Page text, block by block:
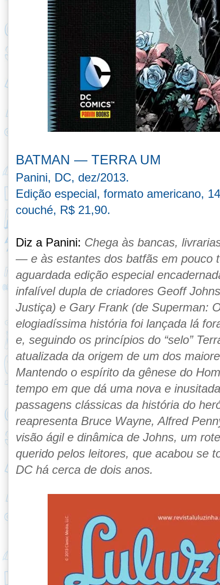
BATMAN — TERRA UM
Panini, DC, dez/2013.
Edição especial, formato americano,
couché, R$ 21,90.
Diz a Panini: Chega às bancas,
— e às estantes dos batfãs em pouco
aguardada edição especial
infalível dupla de criadores Geoff
Justiça) e Gary Frank (de Superman:
elogiadíssima história foi lançada lá
e, seguindo os princípios do “selo”
atualizada da origem de um dos
Mantendo o espírito da gênese do
tempo em que dá uma nova e
passagens clássicas da história do
reapresenta Bruce Wayne, Alfred
visão ágil e dinâmica de Johns, um
querido pelos leitores, que acabou se
DC há cerca de dois anos.